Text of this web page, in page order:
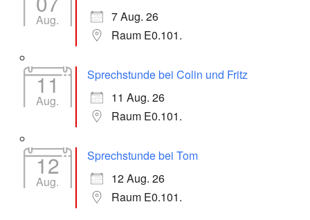
Aug.
7 Aug. 26
Raum E0.101.
11
Aug.
Sprechstunde bei Colin und Fritz
11 Aug. 26
Raum E0.101.
12
Aug.
Sprechstunde bei Tom
12 Aug. 26
Raum E0.101.